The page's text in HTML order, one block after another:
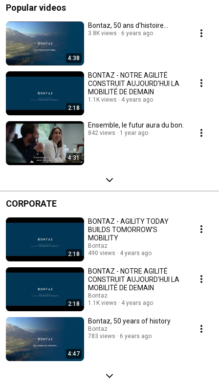
Popular videos
4:38
Bontaz, 50 ans d'histoire...
3.8K views 6 years ago
2:18
BONTAZ - NOTRE AGILITÉ
CONSTRUIT AUJOURD'HUI LA
MOBILITÉ DE DEMAIN
1.1K views 4 years ago
4:31
Ensemble, le futur aura du bon.
842 views 1 year ago
CORPORATE
2:18
BONTAZ - AGILITY TODAY
BUILDS TOMORROW’S
MOBILITY
Bontaz
490 views
4 years ago
2:18
BONTAZ - NOTRE AGILITÉ
CONSTRUIT AUJOURD'HUI LA
MOBILITÉ DE DEMAIN
Bontaz
1.1K views
4 years ago
4:47
Bontaz, 50 years of history
Bontaz
783 views
6 years ago